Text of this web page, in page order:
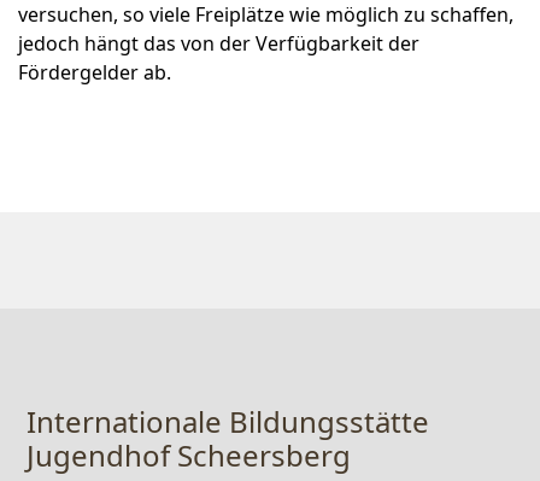
versuchen, so viele Freiplätze wie möglich zu schaffen,
jedoch hängt das von der Verfügbarkeit der
Fördergelder ab.
Internationale Bildungsstätte
Jugendhof Scheersberg